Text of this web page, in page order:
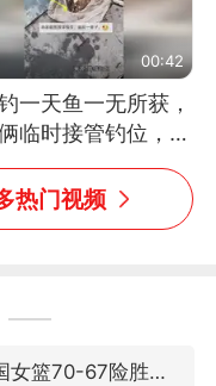
00:42
一天鱼一无所获，
临时接管钓位，用
竿钓上大鱼
热门视频
中国女篮70-67险胜尼日利亚女篮